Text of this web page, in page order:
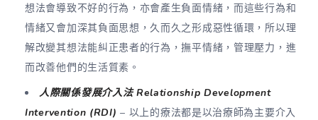
想法會導致不好的行為，亦會產生負面情緒，而這些行為和
情緒又會加深其負面思想，久而久之形成惡性循環，所以理
解改變其想法能糾正患者的行為，撫平情緒，管理壓力，進
而改善他們的生活質素。
人際關係發展介入法 Relationship Development
Intervention (RDI) – 以上的療法都是以治療師為主要介入